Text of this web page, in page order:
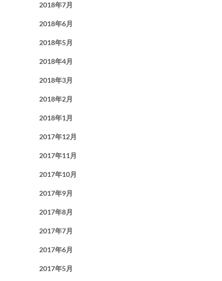
2018年7月
2018年6月
2018年5月
2018年4月
2018年3月
2018年2月
2018年1月
2017年12月
2017年11月
2017年10月
2017年9月
2017年8月
2017年7月
2017年6月
2017年5月